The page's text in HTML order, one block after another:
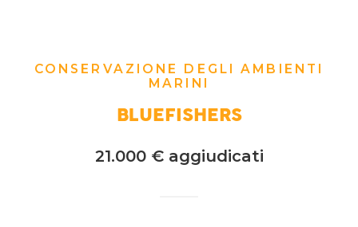
CONSERVAZIONE DEGLI AMBIENTI
MARINI
BLUEFISHERS
21.000 € aggiudicati